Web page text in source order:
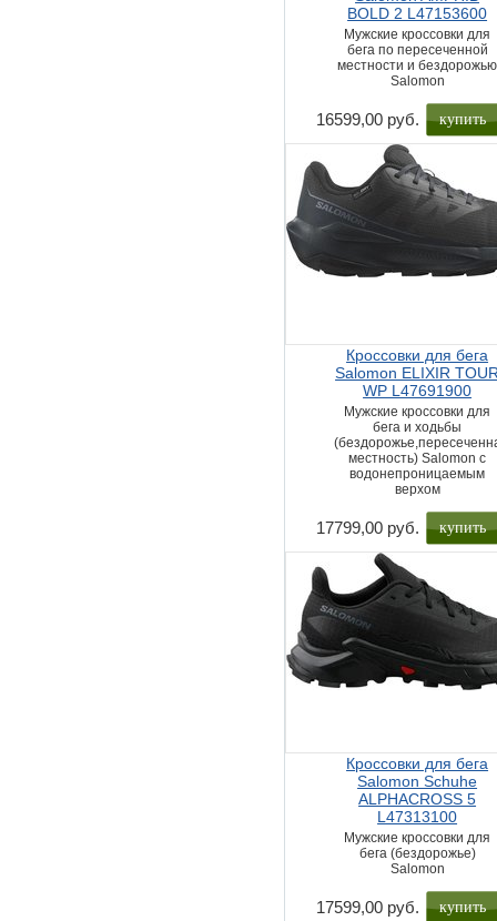
BOLD 2 L47153600
Мужские кроссовки для
бега по пересеченной
местности и бездорожью
Salomon
16599,00 руб. купить
Кроссовки для бега
Salomon ELIXIR
WP L47691900
Мужские кроссовки для
бега и ходьбы
местность) Salomon с
водонепроницаемым
верхом
17799,00 руб. купить
Кроссовки для бега
Salomon Schuhe
ALPHACROSS 5
L47313100
Мужские кроссовки для
бега (бездорожье)
Salomon
17599,00 руб. купить